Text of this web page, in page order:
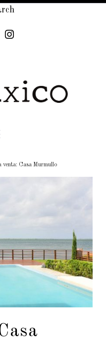
Navigation
venta: Casa Murmullo